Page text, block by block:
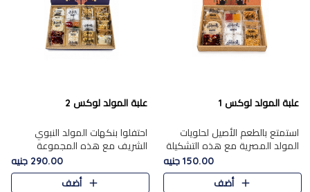
علبة المولد لوكس 1
استمتع بالطعم الأصيل لحلويات
المولد المصرية مع هذه التشكيلة
المختارة بعناية من 9 قطع. تتضمن
التشكيلة جوزرية مع فول،ملبان
150.00 جنيه
أضف
علبة المولد لوكس 2
احتفلوا بنكهات المولد النبوي
الشريف مع هذه المجموعة
الفاخرة المكونة من 19 قطعة،
والتي تم اختيارها بعناية فائقة لتُبرز
تشكيلة واسعة من الحلويات
290.00 جنيه
أضف